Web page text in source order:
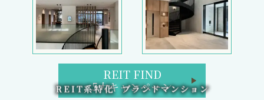
REIT FIND
5大キャンペーン